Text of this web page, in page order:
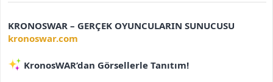
KRONOSWAR – GERÇEK OYUNCULARIN SUNUCUSU
kronoswar.com
KronosWAR’dan Görsellerle Tanıtım!